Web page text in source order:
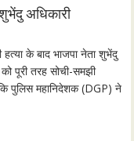
n
s
l
s
अधिकारी
के बाद भाजपा नेता शुभेंदु
पूरी तरह सोची-समझी
कि पुलिस महानिदेशक (DGP) ने